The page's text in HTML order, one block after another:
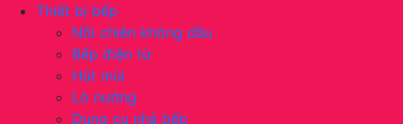
Thiết bị bếp
Nồi chiên không dầu
Bếp điện từ
Hút mùi
Lò nướng
Dụng cụ nhà bếp